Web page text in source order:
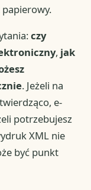
czy
, jak
. Jeżeli na
e-
potrzebujesz
XML nie
być punkt